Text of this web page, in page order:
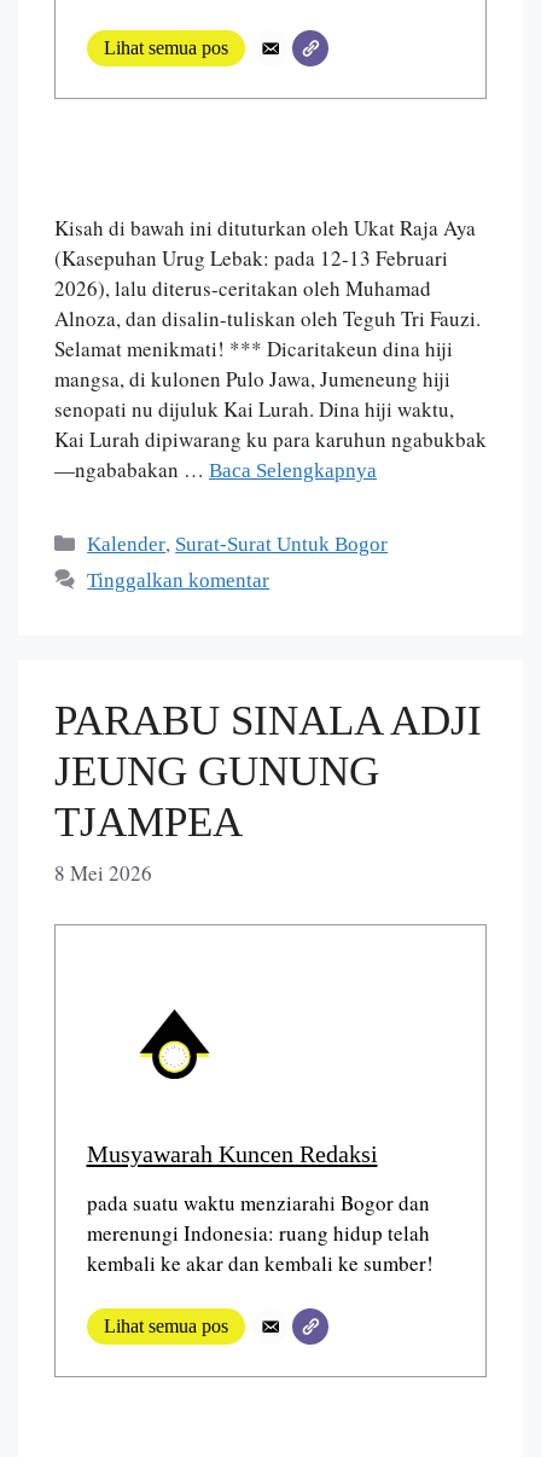
Lihat semua pos
Kisah di bawah ini dituturkan oleh Ukat Raja Aya
(Kasepuhan Urug Lebak: pada 12-13 Februari
2026), lalu diterus-ceritakan oleh Muhamad
Alnoza, dan disalin-tuliskan oleh Teguh Tri Fauzi.
Selamat menikmati! *** Dicaritakeun dina hiji
mangsa, di kulonen Pulo Jawa, Jumeneung hiji
senopati nu dijuluk Kai Lurah. Dina hiji waktu,
Kai Lurah dipiwarang ku para karuhun ngabukbak
—ngababakan … Baca Selengkapnya
Kalender, Surat-Surat Untuk Bogor
Tinggalkan komentar
PARABU SINALA ADJI
JEUNG GUNUNG
TJAMPEA
8 Mei 2026
Musyawarah Kuncen Redaksi
pada suatu waktu menziarahi Bogor dan
merenungi Indonesia: ruang hidup telah
kembali ke akar dan kembali ke sumber!
Lihat semua pos